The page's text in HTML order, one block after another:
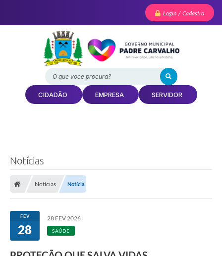
Login / Cadastro
O que voce procura?
CIDADÃO EMPRESA SERVIDOR
Notícias
Notícias Notícia
FEV
28
28 FEV 2026
SAÚDE